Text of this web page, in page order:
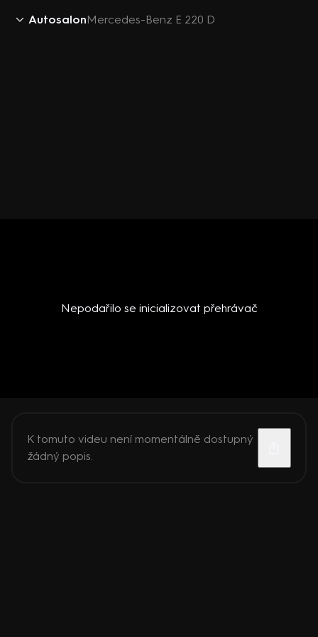
AutosalonMercedes-Benz E 220 D
Nepodařilo se inicializovat přehrávač
K tomuto videu není momentálně dostupný
žádný popis.